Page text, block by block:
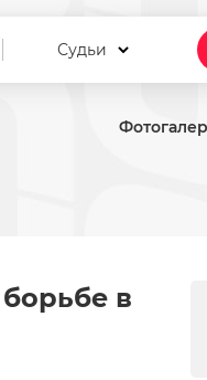
Судьи
в